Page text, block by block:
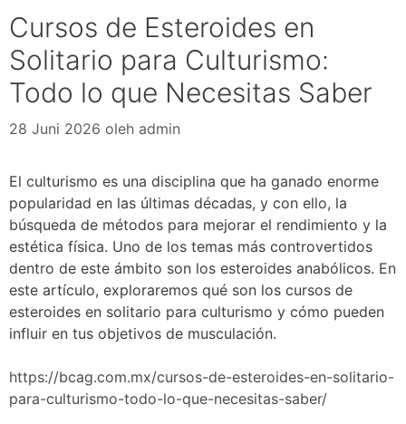
Cursos de Esteroides en
Solitario para Culturismo:
Todo lo que Necesitas Saber
28 Juni 2026 oleh admin
El culturismo es una disciplina que ha ganado enorme
popularidad en las últimas décadas, y con ello, la
búsqueda de métodos para mejorar el rendimiento y la
estética física. Uno de los temas más controvertidos
dentro de este ámbito son los esteroides anabólicos. En
este artículo, exploraremos qué son los cursos de
esteroides en solitario para culturismo y cómo pueden
influir en tus objetivos de musculación.
https://bcag.com.mx/cursos-de-esteroides-en-solitario-
para-culturismo-todo-lo-que-necesitas-saber/